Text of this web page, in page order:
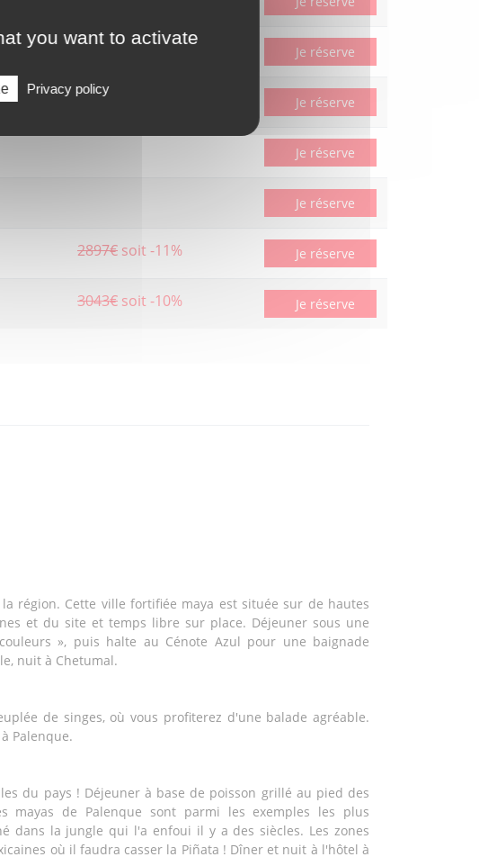
3322€soit -11% Je réserve
Je réserve
Je réserve
Je réserve
2897€ soit -11% Je réserve
3043€ soit -10% Je réserve
région. Cette ville fortifiée maya est située sur de hautes
et du site et temps libre sur place. Déjeuner sous une
», puis halte au Cénote Azul pour une baignade
nuit à Chetumal.
de singes, où vous profiterez d'une balade agréable.
Palenque.
du pays ! Déjeuner à base de poisson grillé au pied des
de Palenque sont parmi les exemples les plus
dans la jungle qui l'a enfoui il y a des siècles. Les zones
où il faudra casser la Piñata ! Dîner et nuit à l'hôtel à
you want to activate
Privacy policy